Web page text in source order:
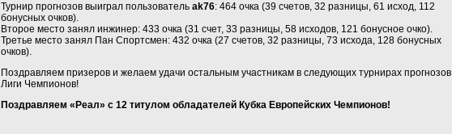
Турнир прогнозов выиграл пользователь ak76: 464 очка (39 счетов, 32 разницы, 61 исход, 112
бонусных очков).
Второе место занял инжинер: 433 очка (31 счет, 33 разницы, 58 исходов, 121 бонусное очко).
Третье место занял Пан Спортсмен: 432 очка (27 счетов, 32 разницы, 73 исхода, 128 бонусных
очков).
Поздравляем призеров и желаем удачи остальным участникам в следующих турнирах прогнозов
Лиги Чемпионов!
Поздравляем «Реал» с 12 титулом обладателей Кубка Европейских Чемпионов!